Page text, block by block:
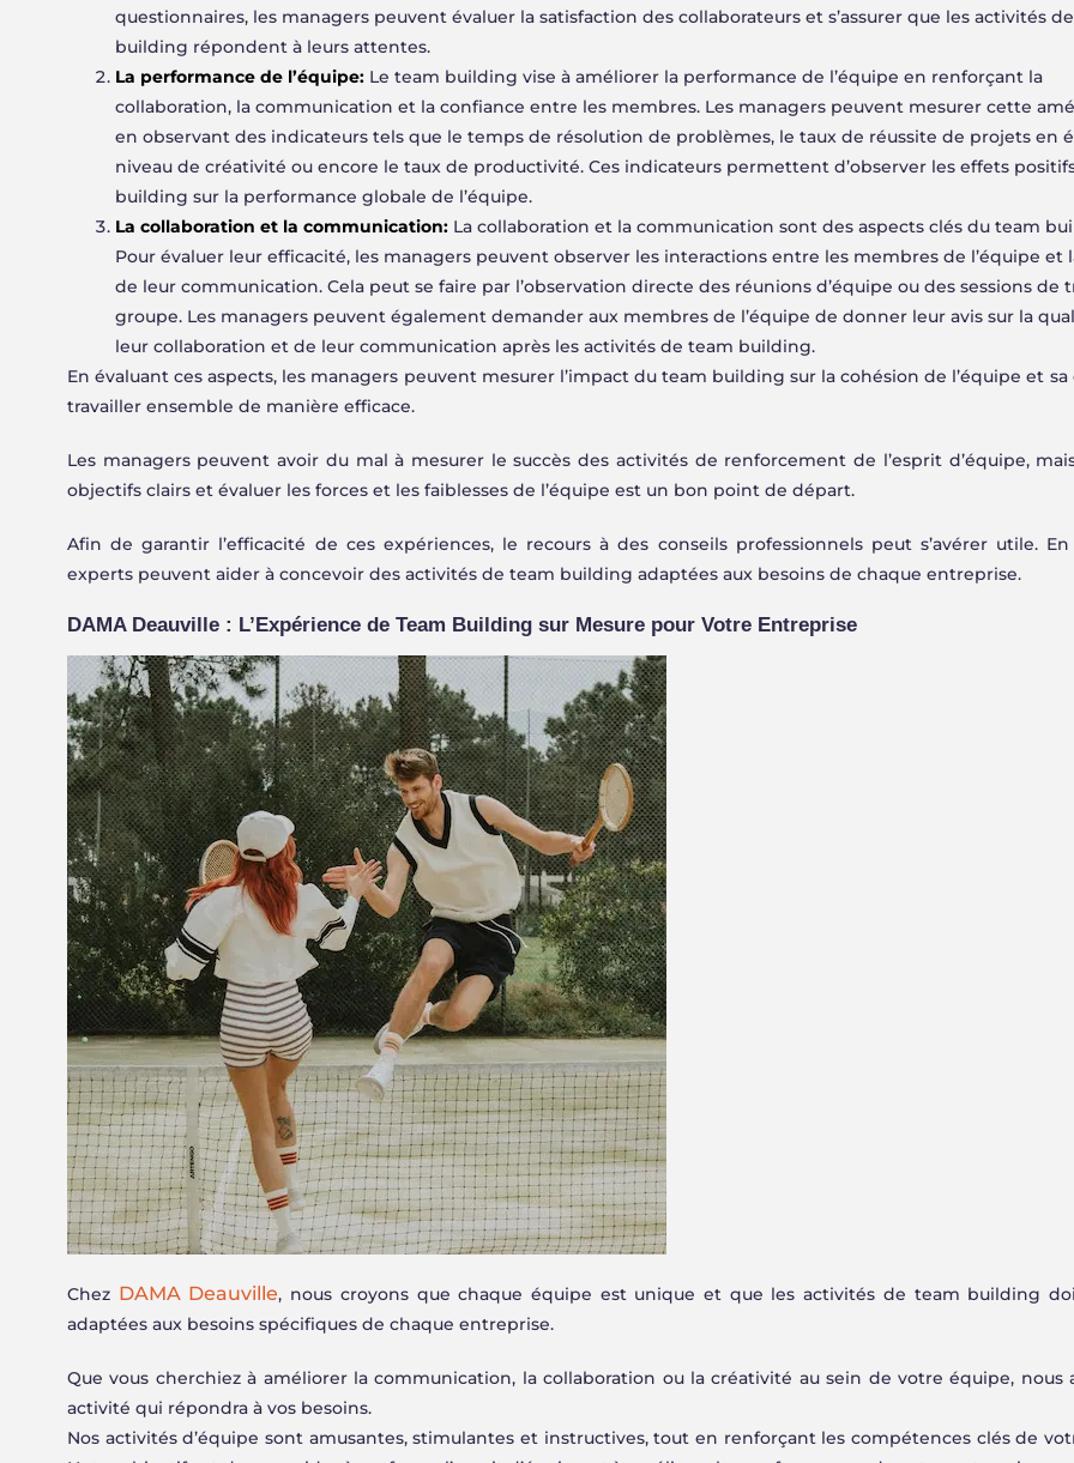
questionnaires, les managers peuvent évaluer la satisfaction des collaborateurs et s’assurer que les activités
building répondent à leurs attentes.
La performance de l’équipe: Le team building vise à améliorer la performance de l’équipe en renforçant la
collaboration, la communication et la confiance entre les membres. Les managers peuvent mesurer cette
en observant des indicateurs tels que le temps de résolution de problèmes, le taux de réussite de projets en
niveau de créativité ou encore le taux de productivité. Ces indicateurs permettent d’observer les effets
building sur la performance globale de l’équipe.
La collaboration et la communication: La collaboration et la communication sont des aspects clés du team
Pour évaluer leur efficacité, les managers peuvent observer les interactions entre les membres de l’équipe et
de leur communication. Cela peut se faire par l’observation directe des réunions d’équipe ou des sessions de
groupe. Les managers peuvent également demander aux membres de l’équipe de donner leur avis sur la
leur collaboration et de leur communication après les activités de team building.
En évaluant ces aspects, les managers peuvent mesurer l’impact du team building sur la cohésion de l’équipe et sa
travailler ensemble de manière efficace.
Les managers peuvent avoir du mal à mesurer le succès des activités de renforcement de l’esprit d’équipe,
objectifs clairs et évaluer les forces et les faiblesses de l’équipe est un bon point de départ.
Afin de garantir l’efficacité de ces expériences, le recours à des conseils professionnels peut s’avérer utile.
experts peuvent aider à concevoir des activités de team building adaptées aux besoins de chaque entreprise.
DAMA Deauville : L’Expérience de Team Building sur Mesure pour Votre Entreprise
Chez DAMA Deauville, nous croyons que chaque équipe est unique et que les activités de team building
adaptées aux besoins spécifiques de chaque entreprise.
Que vous cherchiez à améliorer la communication, la collaboration ou la créativité au sein de votre équipe, nous
activité qui répondra à vos besoins.
Nos activités d’équipe sont amusantes, stimulantes et instructives, tout en renforçant les compétences clés de